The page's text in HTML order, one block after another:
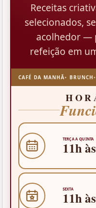
Receitas
selecionados,
acolhedor —
refeição em
CAFÉ DA MANHÃ BRUNCH
TERÇA A QUINTA
11hàs
SEXTA
11hàs